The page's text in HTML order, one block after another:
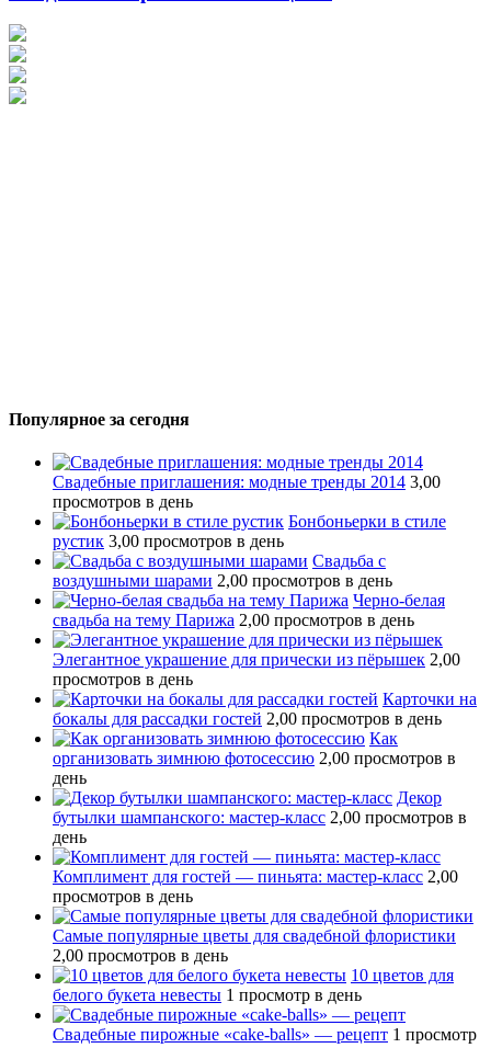
Популярное за сегодня
Свадебные приглашения: модные тренды 2014 3,00
просмотров в день
Бонбоньерки в стиле
рустик 3,00 просмотров в день
Свадьба с
воздушными шарами 2,00 просмотров в день
Черно-белая
свадьба на тему Парижа 2,00 просмотров в день
Элегантное украшение для прически из пёрышек 2,00
просмотров в день
Карточки на
бокалы для рассадки гостей 2,00 просмотров в день
Как
организовать зимнюю фотосессию 2,00 просмотров в
день
Декор
бутылки шампанского: мастер-класс 2,00 просмотров в
день
Комплимент для гостей — пиньята: мастер-класс 2,00
просмотров в день
Самые популярные цветы для свадебной флористики
2,00 просмотров в день
10 цветов для
белого букета невесты 1 просмотр в день
Свадебные пирожные «cake-balls» — рецепт 1 просмотр